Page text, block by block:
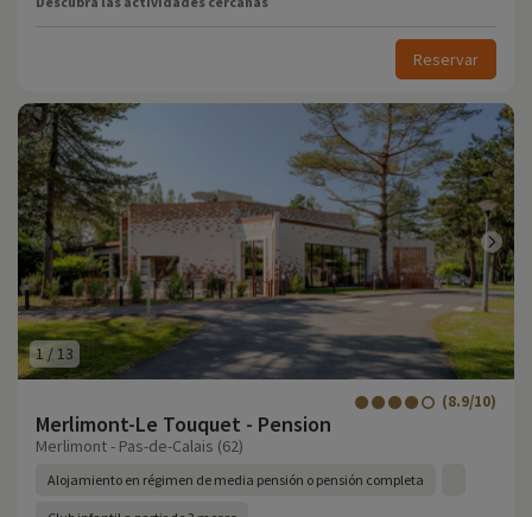
Reservar
1 / 13
Merlimont-Le Touquet - Pension
(8.9/10)
Merlimont - Pas-de-Calais (62)
Alojamiento en régimen de media pensión o pensión completa